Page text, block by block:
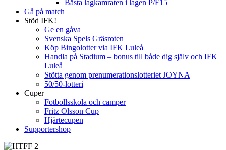
Bästa lagkamraten i lagen P/F15
Gå på match
Stöd IFK!
Ge en gåva
Svenska Spels Gräsroten
Köp Bingolotter via IFK Luleå
Handla på Stadium – bonus till både dig själv och IFK
Luleå
Stötta genom prenumerationslotteriet JOYNA
50/50-lotteri
Cuper
Fotbollsskola och camper
Fritz Olsson Cup
Hjärtecupen
Supportershop